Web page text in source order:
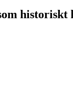
historiskt